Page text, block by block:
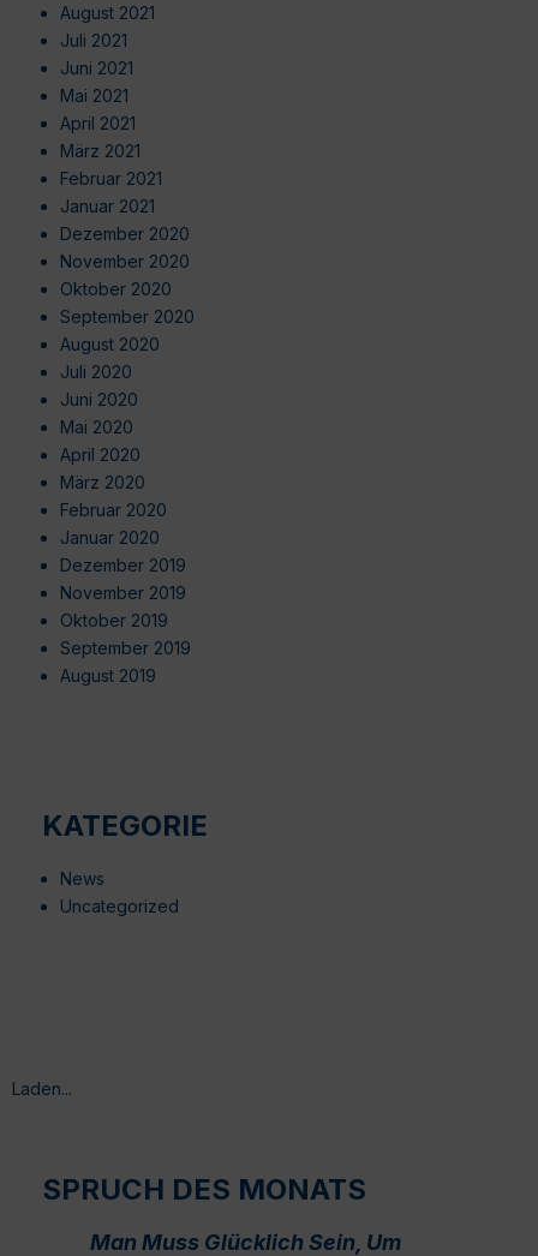
August 2021
Juli 2021
Juni 2021
Mai 2021
April 2021
März 2021
Februar 2021
Januar 2021
Dezember 2020
November 2020
Oktober 2020
September 2020
August 2020
Juli 2020
Juni 2020
Mai 2020
April 2020
März 2020
Februar 2020
Januar 2020
Dezember 2019
November 2019
Oktober 2019
September 2019
August 2019
KATEGORIE
News
Uncategorized
Laden...
SPRUCH DES MONATS
Man Muss Glücklich Sein, Um